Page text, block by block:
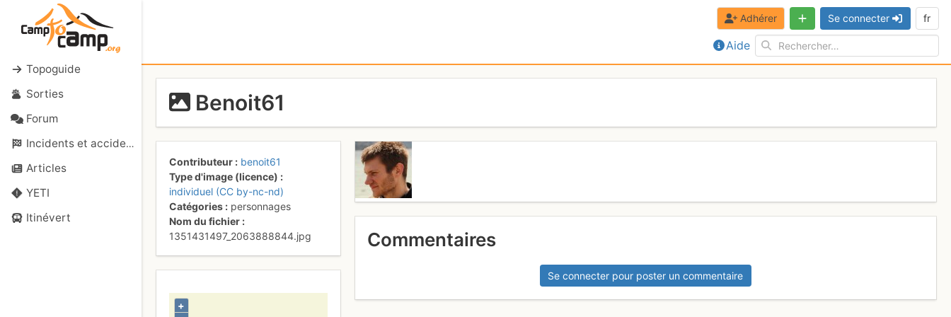
Topoguide
Sorties
Forum
Incidents et accidents
Articles
YETI
Itinévert
Aide
Adhérer Se connecter fr
Benoit61
Contributeur
benoit61
Type d'image (licence)
individuel (CC by-nc-nd)
Catégories
personnages
Nom du fichier
1351431497_2063888844.jpg
+
Commentaires
Se connecter pour poster un commentaire